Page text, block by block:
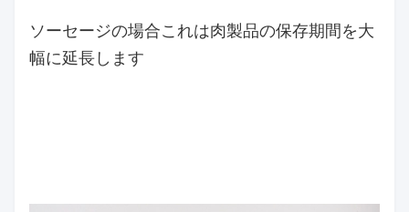
ソーセージの場合これは肉製品の保存期間を大
幅に延長します